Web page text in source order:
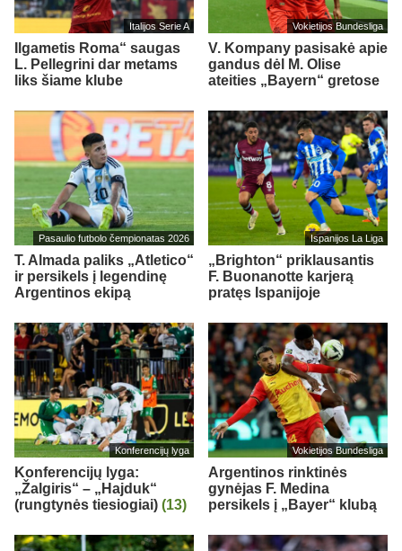
Italijos Serie A
Ilgametis Roma“ saugas
L. Pellegrini dar metams
liks šiame klube
Vokietijos Bundesliga
V. Kompany pasisakė apie
gandus dėl M. Olise
ateities „Bayern“ gretose
Pasaulio futbolo čempionatas 2026
T. Almada paliks „Atletico“
ir persikels į legendinę
Argentinos ekipą
Ispanijos La Liga
„Brighton“ priklausantis
F. Buonanotte karjerą
pratęs Ispanijoje
Konferencijų lyga
Konferencijų lyga:
„Žalgiris“ – „Hajduk“
(rungtynės tiesiogiai) (13)
Vokietijos Bundesliga
Argentinos rinktinės
gynėjas F. Medina
persikels į „Bayer“ klubą